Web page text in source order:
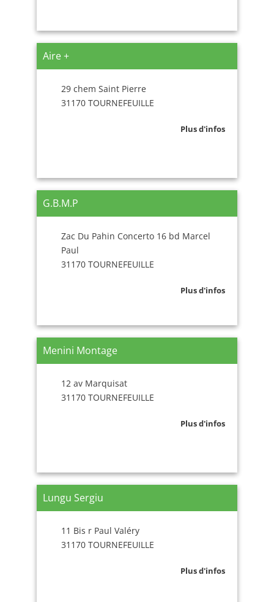
Aire +
29 chem Saint Pierre
31170 TOURNEFEUILLE
Plus d'infos
G.B.M.P
Zac Du Pahin Concerto 16 bd Marcel
Paul
31170 TOURNEFEUILLE
Plus d'infos
Menini Montage
12 av Marquisat
31170 TOURNEFEUILLE
Plus d'infos
Lungu Sergiu
11 Bis r Paul Valéry
31170 TOURNEFEUILLE
Plus d'infos